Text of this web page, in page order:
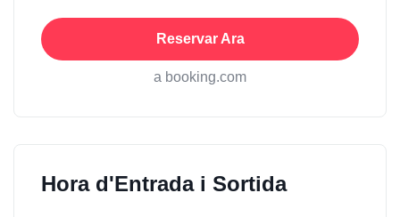
Reservar Ara
a booking.com
Hora d'Entrada i Sortida